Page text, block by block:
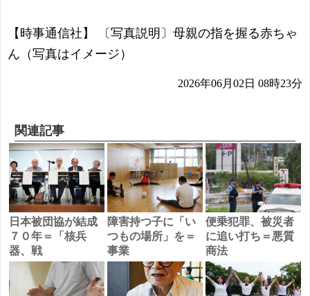
【時事通信社】 〔写真説明〕母親の指を握る赤ちゃ
ん（写真はイメージ）
2026年06月02日 08時23分
関連記事
日本被団協が結成
７０年＝「核兵
器、戦
障害持つ子に「い
つもの場所」を＝
事業
便乗犯罪、被災者
に追い打ち＝悪質
商法